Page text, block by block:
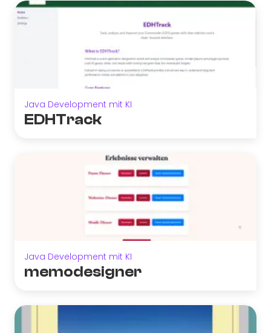
Java Development mit KI
EDHTrack
Java Development mit KI
memodesigner